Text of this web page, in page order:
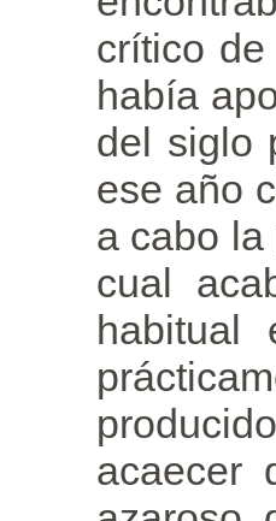
crítico
había
del siglo
ese año
a cabo la
cual
habitual
acaecer